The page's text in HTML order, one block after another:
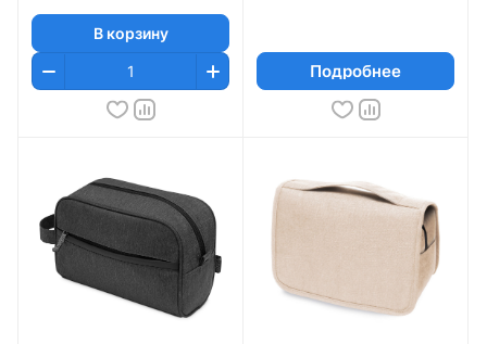
В корзину
Подробнее